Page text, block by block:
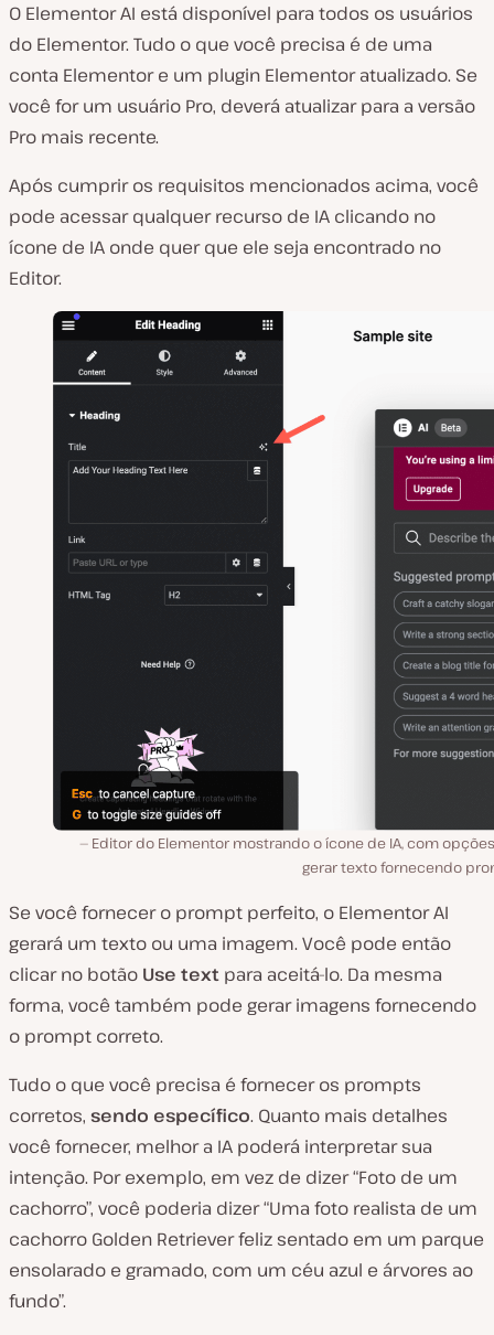
O Elementor AI está disponível para todos os usuários
do Elementor. Tudo o que você precisa é de uma
conta Elementor e um plugin Elementor atualizado. Se
você for um usuário Pro, deverá atualizar para a versão
Pro mais recente.
Após cumprir os requisitos mencionados acima, você
pode acessar qualquer recurso de IA clicando no
ícone de IA onde quer que ele seja encontrado no
Editor.
Editor do Elementor mostrando o ícone de IA, com
gerar texto fornecendo
Se você fornecer o prompt perfeito, o Elementor AI
gerará um texto ou uma imagem. Você pode então
clicar no botão Use text para aceitá-lo. Da mesma
forma, você também pode gerar imagens fornecendo
o prompt correto.
Tudo o que você precisa é fornecer os prompts
corretos, sendo específico. Quanto mais detalhes
você fornecer, melhor a IA poderá interpretar sua
intenção. Por exemplo, em vez de dizer “Foto de um
cachorro”, você poderia dizer “Uma foto realista de um
cachorro Golden Retriever feliz sentado em um parque
ensolarado e gramado, com um céu azul e árvores ao
fundo”.